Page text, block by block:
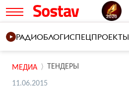
РАДИОБЛОГИСПЕЦПРОЕКТЫ
МЕДИА ТЕНДЕРЫ
11.06.2015